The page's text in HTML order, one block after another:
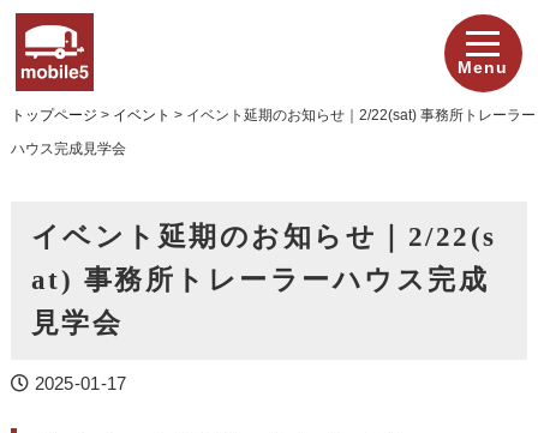
Menu
トップページ > イベント > イベント延期のお知らせ｜2/22(sat) 事務所トレーラー
ハウス完成見学会
イベント延期のお知らせ｜2/22(s
at) 事務所トレーラーハウス完成
見学会
2025-01-17